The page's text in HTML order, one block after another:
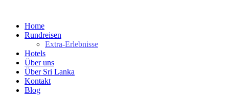
Home
Rundreisen
Extra-Erlebnisse
Hotels
Über uns
Über Sri Lanka
Kontakt
Blog